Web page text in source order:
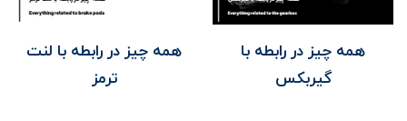
همه چیز در رابطه با
گیربکس
همه چیز در رابطه با لنت
ترمز